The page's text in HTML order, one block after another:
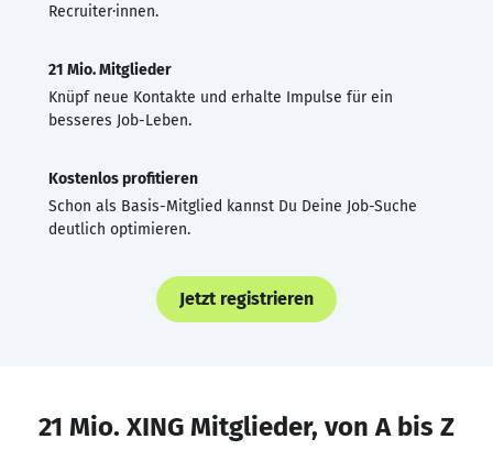
Recruiter·innen.
21 Mio. Mitglieder
Knüpf neue Kontakte und erhalte Impulse für ein
besseres Job-Leben.
Kostenlos profitieren
Schon als Basis-Mitglied kannst Du Deine Job-Suche
deutlich optimieren.
Jetzt registrieren
21 Mio. XING Mitglieder, von A bis Z